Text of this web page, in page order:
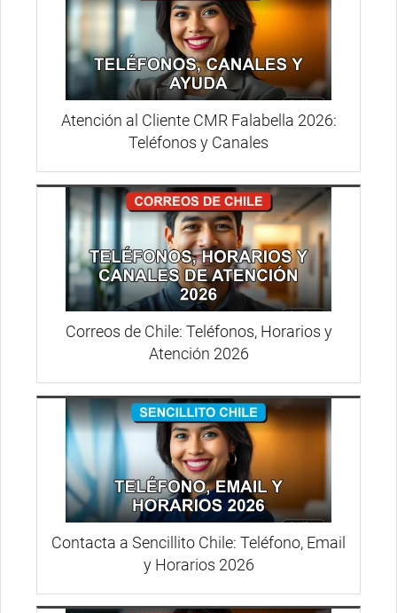
Atención al Cliente CMR Falabella 2026:
Teléfonos y Canales
Correos de Chile: Teléfonos, Horarios y
Atención 2026
Contacta a Sencillito Chile: Teléfono, Email
y Horarios 2026